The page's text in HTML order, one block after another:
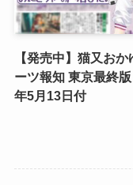
【発売中】猫又おか
ーツ報知 東京最終
年5月13日付